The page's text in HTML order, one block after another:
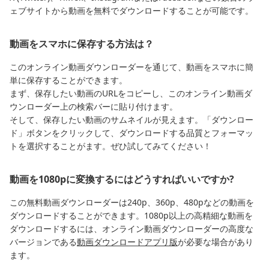
ェブサイトから動画を無料でダウンロードすることが可能です。
動画をスマホに保存する方法は？
このオンライン動画ダウンローダーを通じて、動画をスマホに簡
単に保存することができます。
まず、保存したい動画のURLをコピーし、このオンライン動画ダ
ウンローダー上の検索バーに貼り付けます。
そして、保存したい動画のサムネイルが見えます。「ダウンロー
ド」ボタンをクリックして、ダウンロードする品質とフォーマッ
トを選択することがます。ぜひ試してみてください！
動画を1080pに変換するにはどうすればいいですか?
この無料動画ダウンローダーは240p、360p、480pなどの動画を
ダウンロードすることができます。1080p以上の高精細な動画を
ダウンロードするには、オンライン動画ダウンローダーの高度な
バージョンである動画ダウンロードアプリ版が必要な場合があり
ます。